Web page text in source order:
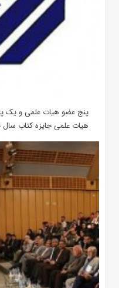
پنج عضو هیات علمی و یک
هیات علمی جایزه کتاب